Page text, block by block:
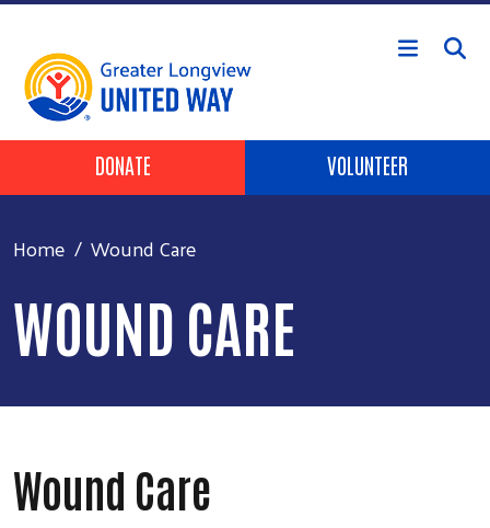
Skip to main content
Header Buttons
DONATE VOLUNTEER
Home Wound Care
WOUND CARE
Wound Care